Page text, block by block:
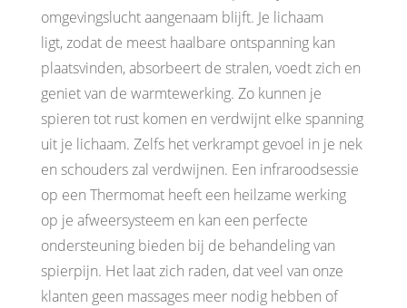
omgevingslucht aangenaam blijft. Je lichaam
ligt, zodat de meest haalbare ontspanning kan
plaatsvinden, absorbeert de stralen, voedt zich en
geniet van de warmtewerking. Zo kunnen je
spieren tot rust komen en verdwijnt elke spanning
uit je lichaam. Zelfs het verkrampt gevoel in je nek
en schouders zal verdwijnen. Een infraroodsessie
op een Thermomat heeft een heilzame werking
op je afweersysteem en kan een perfecte
ondersteuning bieden bij de behandeling van
spierpijn. Het laat zich raden, dat veel van onze
klanten geen massages meer nodig hebben of